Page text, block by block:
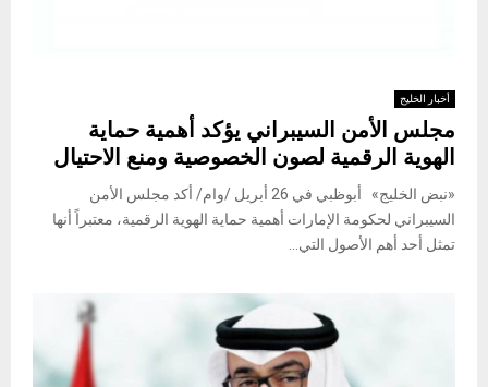
أخبار الخليج
مجلس الأمن السيبراني يؤكد أهمية حماية
الهوية الرقمية لصون الخصوصية ومنع الاحتيال
«نبض الخليج» أبوظبي في 26 أبريل /وام/ أكد مجلس الأمن
السيبراني لحكومة الإمارات أهمية حماية الهوية الرقمية، معتبراً أنها
تمثل أحد أهم الأصول التي...